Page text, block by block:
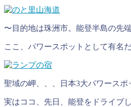
〜目的地は珠洲市。能登半島の先
ここ、パワースポットとして有名
聖域の岬、、、日本3大パワースポ
実はココ、先日、能登をドライブ